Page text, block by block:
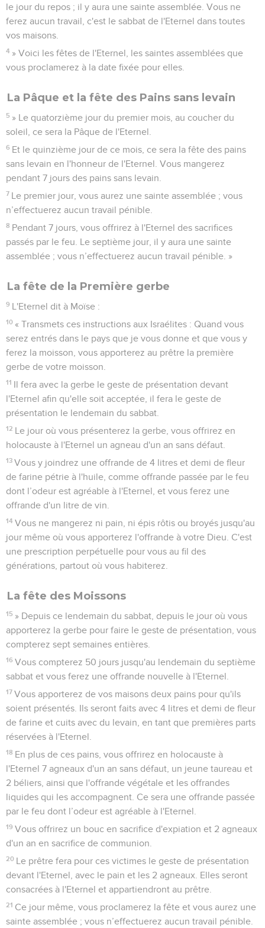
le jour du repos ; il y aura une sainte assemblée. Vous ne
ferez aucun travail, c'est le sabbat de l'Eternel dans toutes
vos maisons.
4 » Voici les fêtes de l'Eternel, les saintes assemblées que
vous proclamerez à la date fixée pour elles.
La Pâque et la fête des Pains sans levain
5 » Le quatorzième jour du premier mois, au coucher du
soleil, ce sera la Pâque de l'Eternel.
6 Et le quinzième jour de ce mois, ce sera la fête des pains
sans levain en l'honneur de l'Eternel. Vous mangerez
pendant 7 jours des pains sans levain.
7 Le premier jour, vous aurez une sainte assemblée ; vous
n’effectuerez aucun travail pénible.
8 Pendant 7 jours, vous offrirez à l'Eternel des sacrifices
passés par le feu. Le septième jour, il y aura une sainte
assemblée ; vous n’effectuerez aucun travail pénible. »
La fête de la Première gerbe
9 L'Eternel dit à Moïse :
10 « Transmets ces instructions aux Israélites : Quand vous
serez entrés dans le pays que je vous donne et que vous y
ferez la moisson, vous apporterez au prêtre la première
gerbe de votre moisson.
11 Il fera avec la gerbe le geste de présentation devant
l'Eternel afin qu'elle soit acceptée, il fera le geste de
présentation le lendemain du sabbat.
12 Le jour où vous présenterez la gerbe, vous offrirez en
holocauste à l'Eternel un agneau d'un an sans défaut.
13 Vous y joindrez une offrande de 4 litres et demi de fleur
de farine pétrie à l'huile, comme offrande passée par le feu
dont l’odeur est agréable à l'Eternel, et vous ferez une
offrande d'un litre de vin.
14 Vous ne mangerez ni pain, ni épis rôtis ou broyés jusqu'au
jour même où vous apporterez l'offrande à votre Dieu. C'est
une prescription perpétuelle pour vous au fil des
générations, partout où vous habiterez.
La fête des Moissons
15 » Depuis ce lendemain du sabbat, depuis le jour où vous
apporterez la gerbe pour faire le geste de présentation, vous
compterez sept semaines entières.
16 Vous compterez 50 jours jusqu'au lendemain du septième
sabbat et vous ferez une offrande nouvelle à l'Eternel.
17 Vous apporterez de vos maisons deux pains pour qu'ils
soient présentés. Ils seront faits avec 4 litres et demi de fleur
de farine et cuits avec du levain, en tant que premières parts
réservées à l'Eternel.
18 En plus de ces pains, vous offrirez en holocauste à
l'Eternel 7 agneaux d'un an sans défaut, un jeune taureau et
2 béliers, ainsi que l'offrande végétale et les offrandes
liquides qui les accompagnent. Ce sera une offrande passée
par le feu dont l’odeur est agréable à l'Eternel.
19 Vous offrirez un bouc en sacrifice d'expiation et 2 agneaux
d'un an en sacrifice de communion.
20 Le prêtre fera pour ces victimes le geste de présentation
devant l'Eternel, avec le pain et les 2 agneaux. Elles seront
consacrées à l'Eternel et appartiendront au prêtre.
21 Ce jour même, vous proclamerez la fête et vous aurez une
sainte assemblée ; vous n’effectuerez aucun travail pénible.